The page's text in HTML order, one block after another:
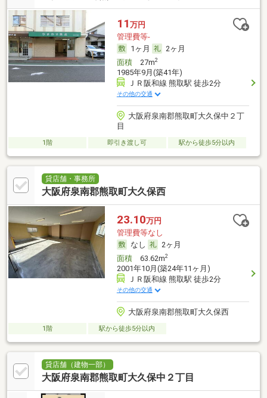
11 万円
管理費等-
1ヶ月
2ヶ月
面積27m2
1985年9月(築41年)
ＪＲ阪和線 熊取駅 徒歩2分
その他の交通
大阪府泉南郡熊取町大久保中２丁
目
1階 即引き渡し可 駅から徒歩5分以内
貸店舗・事務所
大阪府泉南郡熊取町大久保西
23.10万円
管理費等なし
なし
2ヶ月
面積63.62m2
2001年10月(築24年11ヶ月)
ＪＲ阪和線 熊取駅 徒歩2分
その他の交通
大阪府泉南郡熊取町大久保西
1階 駅から徒歩5分以内
貸店舗（建物一部）
大阪府泉南郡熊取町大久保中２丁目